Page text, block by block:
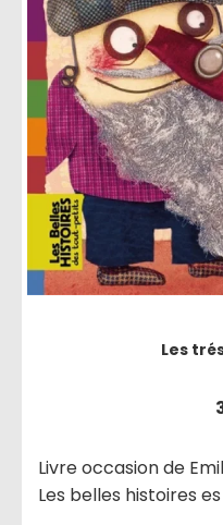
Les
Livre occasion de
Les belles histoires